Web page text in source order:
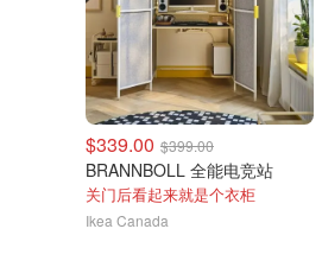
$339.00 $399.00
BRANNBOLL 全能电竞站
关门后看起来就是个衣柜
Ikea Canada